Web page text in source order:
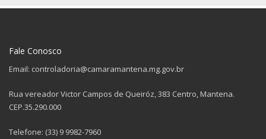
Fale Conosco
Email: controladoria@camaramantena.mg.gov.br
Rua vereador Victor Campos de Queiróz, 383 Centro, Mantena.
CEP.35.290.000
Telefone: (33) 9 9982-7960